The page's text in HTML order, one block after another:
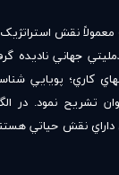
معمولاً نقش
جهاني ناديده
کاري؛ پويايي
تشريح نمود. در
داراي نقش حياتي